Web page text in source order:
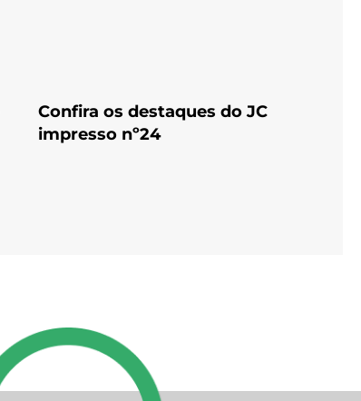
Confira os destaques do JC
impresso nº24